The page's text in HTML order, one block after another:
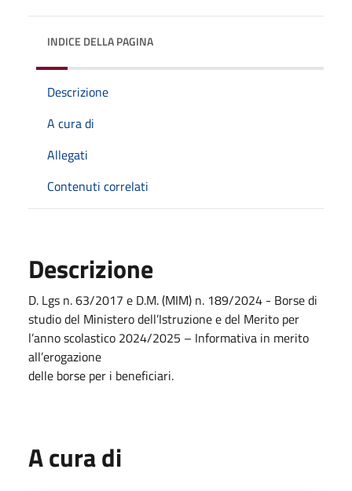
INDICE DELLA PAGINA
Descrizione
A cura di
Allegati
Contenuti correlati
Descrizione
D. Lgs n. 63/2017 e D.M. (MIM) n. 189/2024 - Borse di
studio del Ministero dell’Istruzione e del Merito per
l’anno scolastico 2024/2025 – Informativa in merito
all’erogazione
delle borse per i beneficiari.
A cura di